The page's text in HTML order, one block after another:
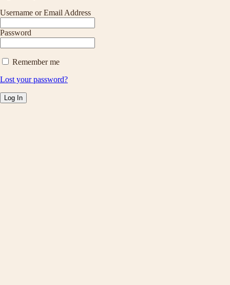
Username or Email Address
Password
Remember me
Lost your password?